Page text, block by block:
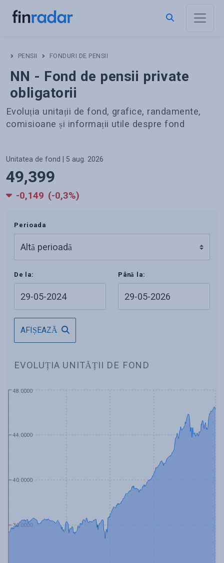
PENSII FONDURI DE PENSII
NN - Fond de pensii private
obligatorii
Evoluția unitații de fond, grafice, randamente,
comisioane și informații utile despre fond
Unitatea de fond | 5 aug. 2026
49,399
-0,149 (-0,3%)
Perioada
De la: Până la:
AFIȘEAZĂ
EVOLUȚIA UNITĂȚII DE FOND
36.0000
40.0000
44.0000
48.0000